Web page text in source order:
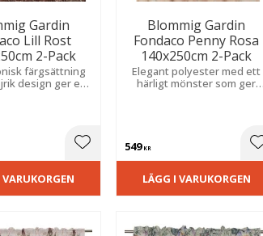
Gardin
Lill Rost
2-Pack
färgsättning
design ger en
Lägg till i favoriter
Blommig Gardin
Fondaco Penny Rosa
140x250cm 2-Pack
Elegant polyester med ett
härligt mönster som ger
549KR
LÄGG I VARUKORGEN